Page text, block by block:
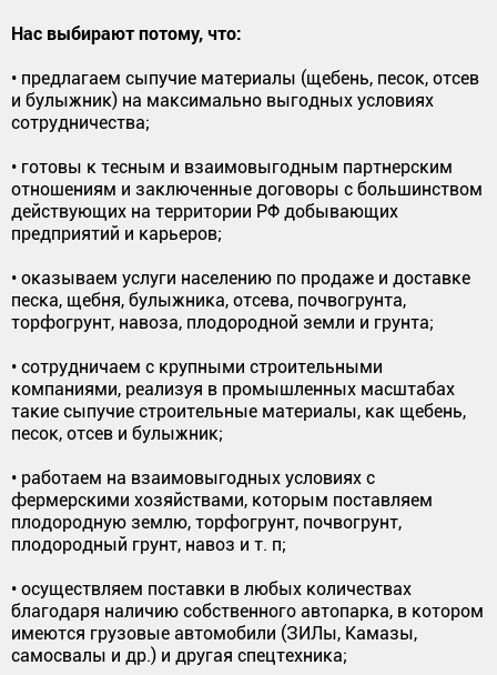
Нас выбирают потому, что:
• предлагаем сыпучие материалы (щебень, песок, отсев
и булыжник) на максимально выгодных условиях
сотрудничества;
• готовы к тесным и взаимовыгодным партнерским
отношениям и заключенные договоры с большинством
действующих на территории РФ добывающих
предприятий и карьеров;
• оказываем услуги населению по продаже и доставке
песка, щебня, булыжника, отсева, почвогрунта,
торфогрунт, навоза, плодородной земли и грунта;
• сотрудничаем с крупными строительными
компаниями, реализуя в промышленных масштабах
такие сыпучие строительные материалы, как щебень,
песок, отсев и булыжник;
• работаем на взаимовыгодных условиях с
фермерскими хозяйствами, которым поставляем
плодородную землю, торфогрунт, почвогрунт,
плодородный грунт, навоз и т. п;
• осуществляем поставки в любых количествах
благодаря наличию собственного автопарка, в котором
имеются грузовые автомобили (ЗИЛы, Камазы,
самосвалы и др.) и другая спецтехника;